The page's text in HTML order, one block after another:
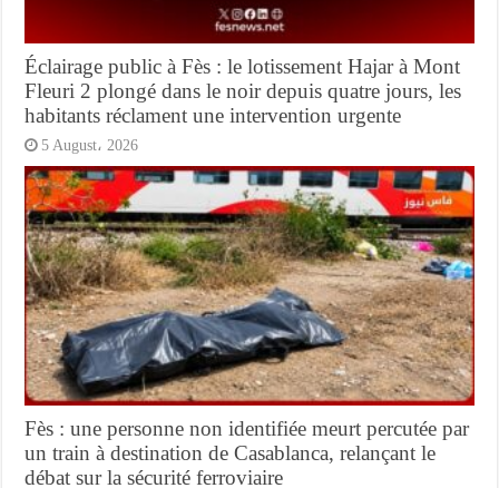
Éclairage public à Fès : le lotissement Hajar à Mont
Fleuri 2 plongé dans le noir depuis quatre jours, les
habitants réclament une intervention urgente
5 August، 2026
Fès : une personne non identifiée meurt percutée par
un train à destination de Casablanca, relançant le
débat sur la sécurité ferroviaire